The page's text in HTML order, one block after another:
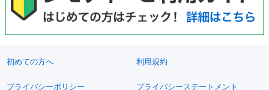
初めての方へ 利用規約
プライバシーポリシー プライバシーステートメント